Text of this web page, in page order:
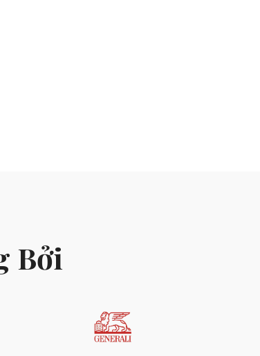
Bởi